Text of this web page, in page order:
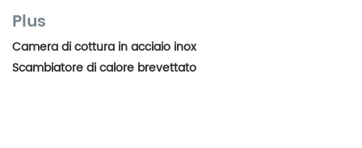
Plus
Camera di cottura in acciaio inox
Scambiatore di calore brevettato